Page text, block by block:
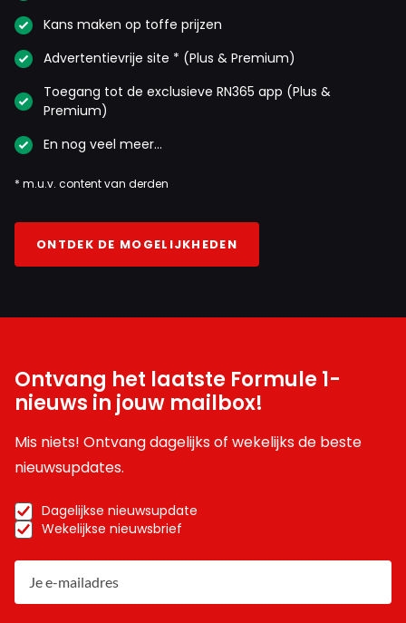
Kans maken op toffe prijzen
Advertentievrije site * (Plus & Premium)
Toegang tot de exclusieve RN365 app (Plus &
Premium)
En nog veel meer…
* m.u.v. content van derden
ONTDEK DE MOGELIJKHEDEN
Ontvang het laatste Formule 1-
nieuws in jouw mailbox!
Mis niets! Ontvang dagelijks of wekelijks de beste
nieuwsupdates.
Dagelijkse nieuwsupdate
Wekelijkse nieuwsbrief